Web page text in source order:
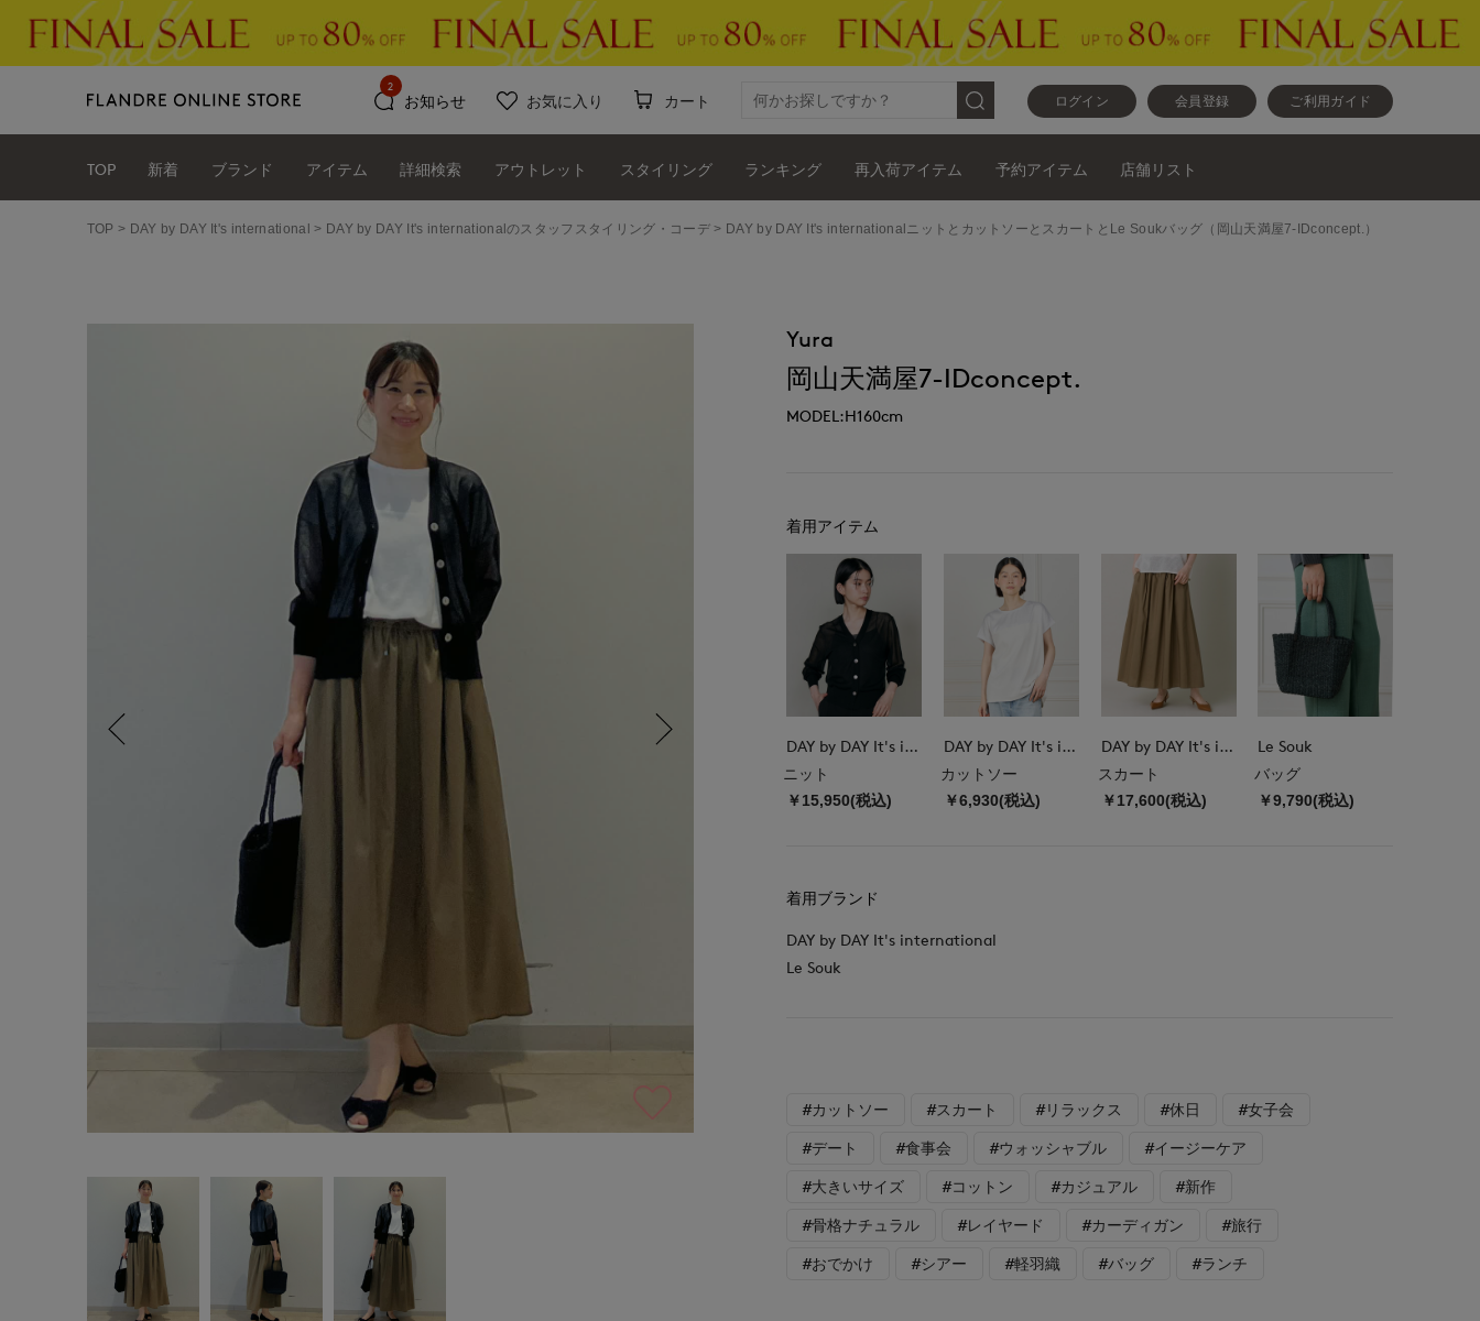
ログイン 会員登録 ご利用ガイド
お知らせ
2
お気に入り カート
TOP 新着 ブランド アイテム 詳細検索 アウトレット スタイリング ランキング 再入荷アイテム 予約アイテム 店舗リスト
TOP DAY by DAY It's international DAY by DAY It's internationalのスタッフスタイリング・コーデ DAY by DAY It's internationalニットとカットソーとスカートとLe Soukバッグ（岡山天満屋7-IDconcept.）
Yura
岡山天満屋7-IDconcept.
MODEL:H160cm
着用アイテム
DAY by DAY It's international
ニット
￥15,950(税込)
DAY by DAY It's international
カットソー
￥6,930(税込)
DAY by DAY It's international
スカート
￥17,600(税込)
Le Souk
バッグ
￥9,790(税込)
着用ブランド
DAY by DAY It's international
Le Souk
#カットソー #スカート #リラックス #休日 #女子会
#デート #食事会 #ウォッシャブル #イージーケア
#大きいサイズ #コットン #カジュアル #新作
#骨格ナチュラル #レイヤード #カーディガン #旅行
#おでかけ #シアー #軽羽織 #バッグ #ランチ